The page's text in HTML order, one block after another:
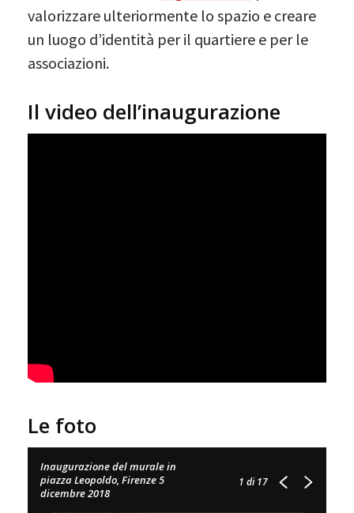
valorizzare ulteriormente lo spazio e creare
un luogo d’identità per il quartiere e per le
associazioni.
Il video dell’inaugurazione
Le foto
Inaugurazione del murale in
piazza Leopoldo, Firenze 5
dicembre 2018
1 di 17